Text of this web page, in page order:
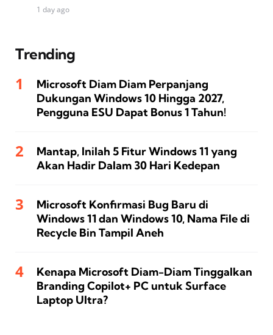
1 day ago
Trending
Microsoft Diam Diam Perpanjang
Dukungan Windows 10 Hingga 2027,
Pengguna ESU Dapat Bonus 1 Tahun!
Mantap, Inilah 5 Fitur Windows 11 yang
Akan Hadir Dalam 30 Hari Kedepan
Microsoft Konfirmasi Bug Baru di
Windows 11 dan Windows 10, Nama File di
Recycle Bin Tampil Aneh
Kenapa Microsoft Diam-Diam Tinggalkan
Branding Copilot+ PC untuk Surface
Laptop Ultra?